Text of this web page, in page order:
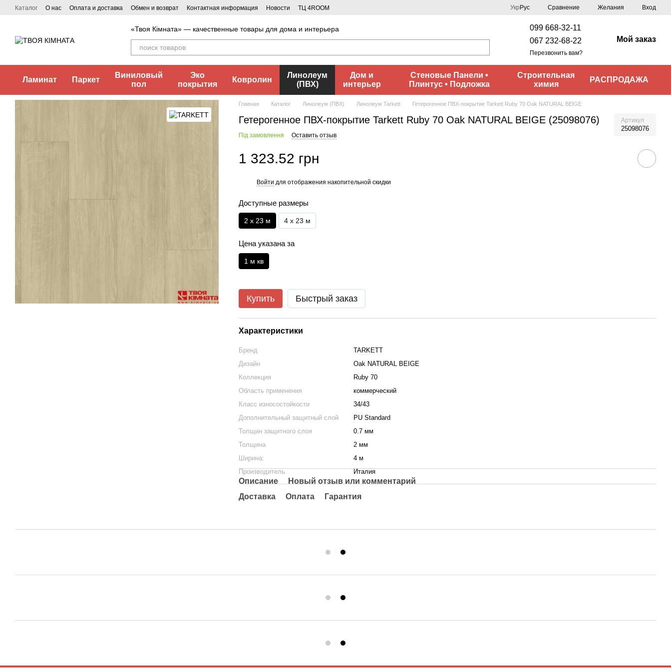
Перейти к основному контенту
Каталог О нас Оплата и доставка Обмен и возврат Контактная информация Новости ТЦ 4ROOM Укр Рус Сравнение Желания Вход
«Твоя Кімната» — качественные товары для дома и интерьера
099 668-32-11
067 232-68-22
Перезвонить вам?
Мой заказ
Ламинат Паркет
Виниловый
пол
Эко
покрытия
Ковролин
Линолеум
(ПВХ)
Дом и
интерьер
Стеновые Панели •
Плинтус • Подложка
Строительная
химия
РАСПРОДАЖА
Главная Каталог Линолеум (ПВХ) Линолеум Tarkett Гетерогенное ПВХ-покрытие Tarkett Ruby 70 Oak NATURAL BEIGE
Гетерогенное ПВХ-покрытие Tarkett Ruby 70 Oak NATURAL BEIGE (25098076) Артикул
25098076
Під замовлення Оставить отзыв
1 323.52 грн
Войти для отображения накопительной скидки
Доступные размеры
2 х 23 м 4 х 23 м
Цена указана за
1 м кв
Купить Быстрый заказ
Характеристики
Бренд
TARKETT
Дизайн
Oak NATURAL BEIGE
Коллекция
Ruby 70
Область применения
коммерческий
Класс износостойкости
34/43
Дополнительный защитный слой
PU Standard
Толщин защитного слоя
0.7 мм
Толщина
2 мм
Ширина:
4 м
Производитель
Италия
Описание
Новый отзыв или комментарий
Доставка
Оплата Гарантия